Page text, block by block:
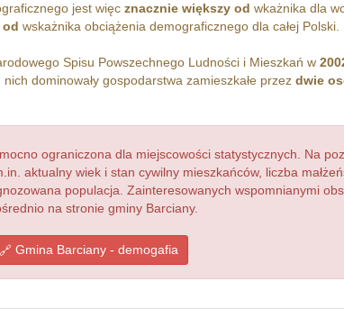
jest więc znacznie większy od wkażnika dla
od wskażnika obciążenia demograficznego dla całej Polski.
Spisu Powszechnego Ludności i Mieszkań w
dominowały gospodarstwa zamieszkałe przez dwie
ograniczona dla miejscowości statystycznych. Na
aktualny wiek i stan cywilny mieszkańców, liczba
populacja. Zainteresowanych wspomnianymi
na stronie gminy Barciany.
Gmina Barciany - demogafia